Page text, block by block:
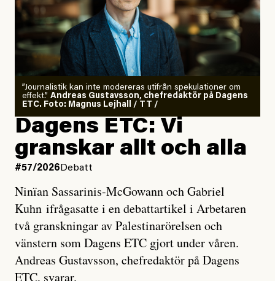
”Journalistik kan inte modereras utifrån spekulationer om
effekt.” Andreas Gustavsson, chefredaktör på Dagens
ETC. Foto: Magnus Lejhall / TT /
Dagens ETC: Vi
granskar allt och alla
#57/2026 Debatt
Ninïan Sassarinis-McGowann och Gabriel
Kuhn ifrågasatte i en debattartikel i Arbetaren
två granskningar av Palestinarörelsen och
vänstern som Dagens ETC gjort under våren.
Andreas Gustavsson, chefredaktör på Dagens
ETC, svarar.